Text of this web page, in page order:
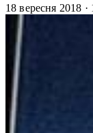
18 вересня 2018 ·